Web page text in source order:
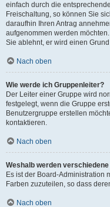
einfach durch die
Freischaltung, so können Sie
daraufhin Ihren Antrag
aufgenommen werden
Sie ablehnt, er wird einen
Nach oben
Wie werde ich Gruppenleiter?
Der Leiter einer Gruppe wird
festgelegt, wenn die Gruppe
Benutzergruppe erstellen
kontaktieren.
Nach oben
Weshalb werden
Es ist der Board-Administration
Farben zuzuteilen, so dass
Nach oben